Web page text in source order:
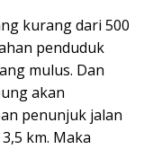
kurang dari 500
penduduk
mulus. Dan
akan
penunjuk jalan
km. Maka